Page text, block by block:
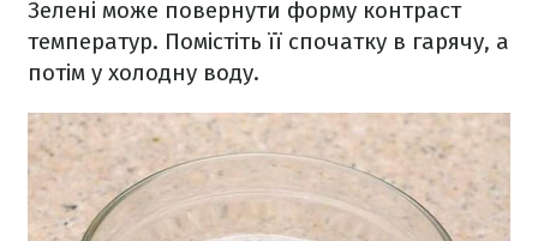
Зелені може повернути форму контраст
температур. Помістіть її спочатку в гарячу, а
потім у холодну воду.